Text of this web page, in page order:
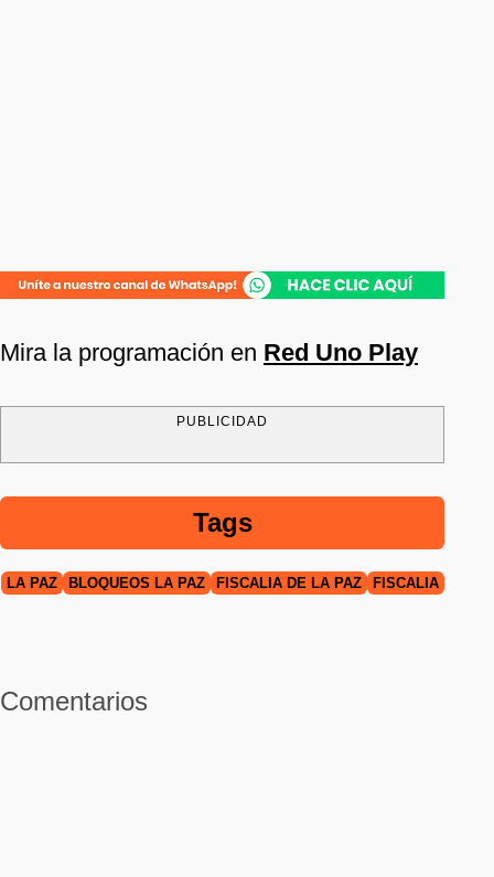
Mira la programación en Red Uno Play
PUBLICIDAD
Tags
LA PAZ BLOQUEOS LA PAZ FISCALÍA DE LA PAZ FISCALÍA
Comentarios